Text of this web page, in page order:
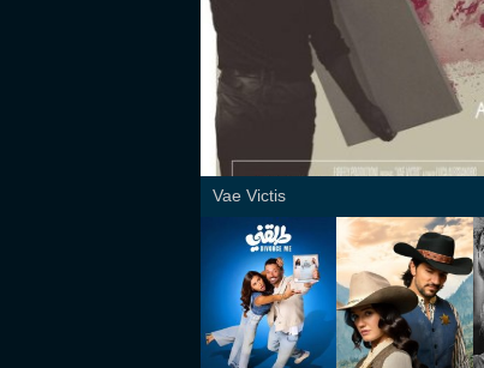
Vae Victis